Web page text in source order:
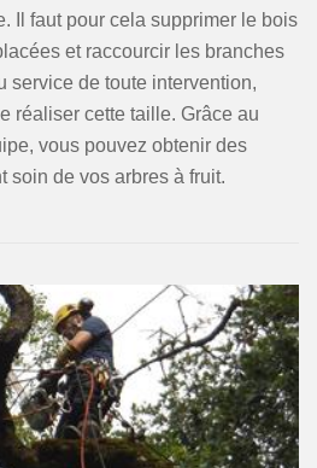
Il faut pour cela supprimer le bois
et raccourcir les branches
service de toute intervention,
réaliser cette taille. Grâce au
vous pouvez obtenir des
soin de vos arbres à fruit.